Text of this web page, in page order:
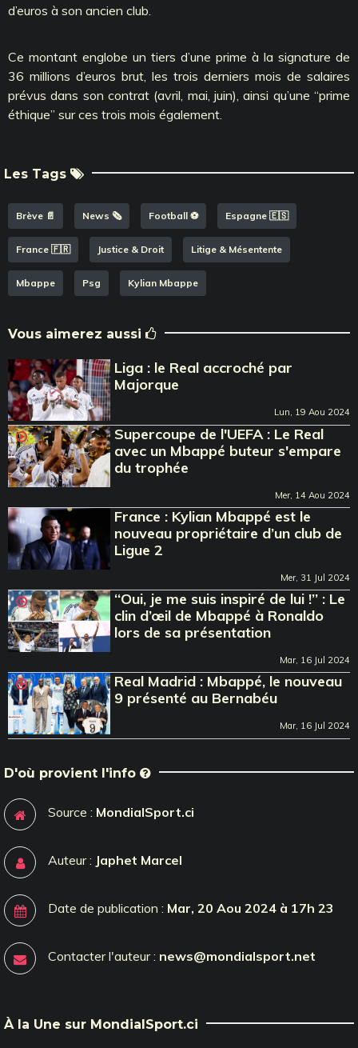
d’euros à son ancien club.
Ce montant englobe un tiers d’une prime à la signature de
36 millions d’euros brut, les trois derniers mois de salaires
prévus dans son contrat (avril, mai, juin), ainsi qu’une ‘‘prime
éthique’’ sur ces trois mois également.
Les Tags
Brève 📄 News 🗞️ Football ⚽️ Espagne 🇪🇸
France 🇫🇷 Justice & Droit Litige & Mésentente
Mbappe Psg Kylian Mbappe
Vous aimerez aussi
Liga : le Real accroché par
Majorque
Lun, 19 Aou 2024
Supercoupe de l'UEFA : Le Real
avec un Mbappé buteur s'empare
du trophée
Mer, 14 Aou 2024
France : Kylian Mbappé est le
nouveau propriétaire d’un club de
Ligue 2
Mer, 31 Jul 2024
‘‘Oui, je me suis inspiré de lui !’’ : Le
clin d’œil de Mbappé à Ronaldo
lors de sa présentation
Mar, 16 Jul 2024
Real Madrid : Mbappé, le nouveau
9 présenté au Bernabéu
Mar, 16 Jul 2024
D'où provient l'info
Source : MondialSport.ci
Auteur : Japhet Marcel
Date de publication : Mar, 20 Aou 2024 à 17h 23
Contacter l'auteur : news@mondialsport.net
À la Une sur MondialSport.ci